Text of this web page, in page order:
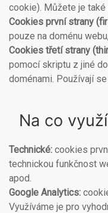
cookie). Můžete je také
Cookies první strany
pouze na doménu
Cookies třetí strany
pomocí skriptu z jiné
doménami. Používají
Na co
Technické: cookies
technickou funkčnost
apod.
Google Analytics:
Využíváme je pro